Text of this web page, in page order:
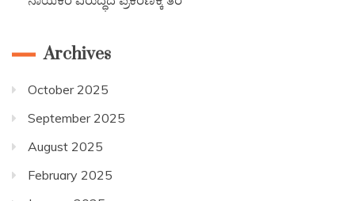
Archives
October 2025
September 2025
August 2025
February 2025